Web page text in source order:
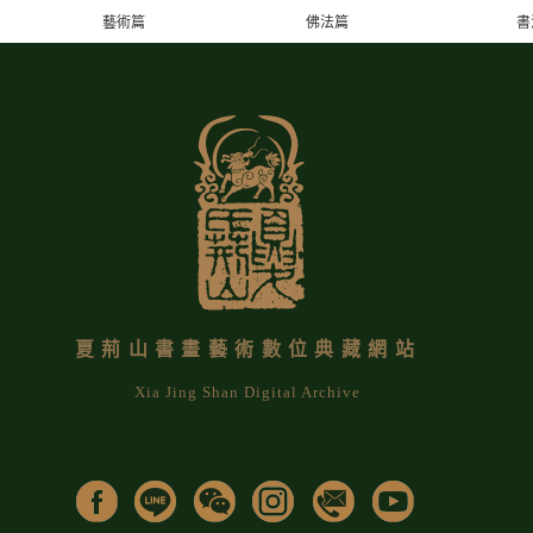
藝術篇 佛法篇
夏荊山書畫藝術數位典藏網站
Xia Jing Shan Digital Archive